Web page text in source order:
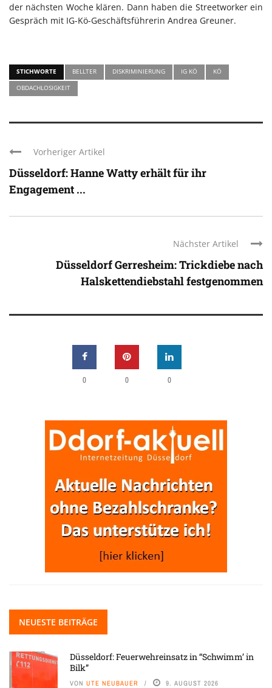
der nächsten Woche klären. Dann haben die Streetworker ein
Gespräch mit IG-Kö-Geschäftsführerin Andrea Greuner.
STICHWORTE BELLTER DISKRIMINIERUNG IG KÖ
KÖ
OBDACHLOSIGKEIT
Vorheriger Artikel
Düsseldorf: Hanne Watty erhält für ihr
Engagement ...
Nächster Artikel
Düsseldorf Gerresheim: Trickdiebe nach
Halskettendiebstahl festgenommen
0 0 0
NEUESTE BEITRÄGE
Düsseldorf: Feuerwehreinsatz in “Schwimm’ in
Bilk”
VON UTE NEUBAUER 9. AUGUST 2026